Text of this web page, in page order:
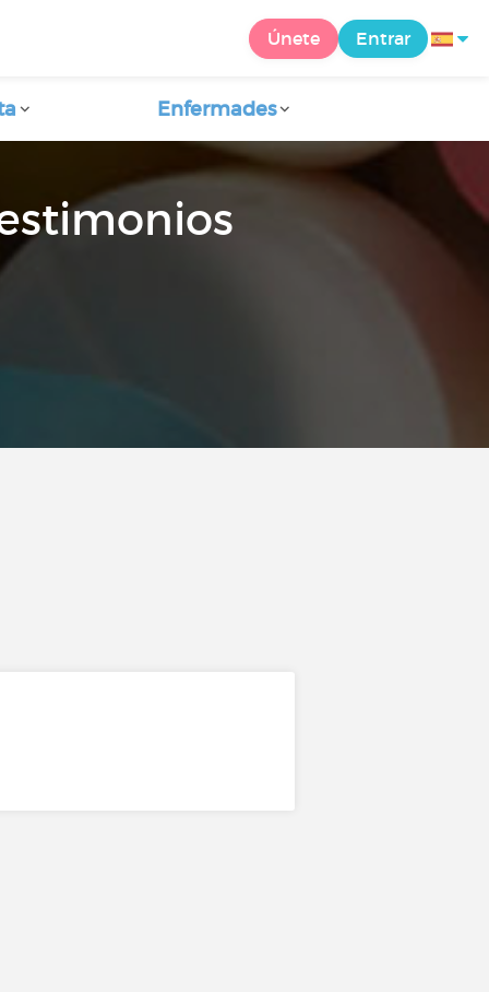
Únete Entrar
Enfermades